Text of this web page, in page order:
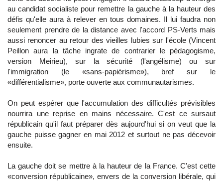
au candidat socialiste pour remettre la gauche à la hauteur des
défis qu'elle aura à relever en tous domaines. Il lui faudra non
seulement prendre de la distance avec l'accord PS-Verts mais
aussi renoncer au retour des vieilles lubies sur l'école (Vincent
Peillon aura la tâche ingrate de contrarier le pédagogisme,
version Meirieu), sur la sécurité (l'angélisme) ou sur
l'immigration (le «sans-papiérisme»), bref sur le
«différentialisme», porte ouverte aux communautarismes.
On peut espérer que l'accumulation des difficultés prévisibles
nourrira une reprise en mains nécessaire. C'est ce sursaut
républicain qu'il faut préparer dès aujourd'hui si on veut que la
gauche puisse gagner en mai 2012 et surtout ne pas décevoir
ensuite.
La gauche doit se mettre à la hauteur de la France. C'est cette
«conversion républicaine», envers de la conversion libérale, qui